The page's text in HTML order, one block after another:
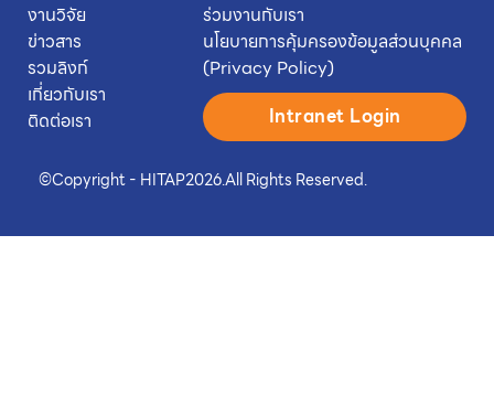
©Copyright - HITAP2026.All Rights Reserved.
งานวิจัย
ข่าวสาร
รวมลิงก์
เกี่ยวกับเรา
ติดต่อเรา
ร่วมงานกับเรา
นโยบายการคุ้มครองข้อมูลส่วนบุคคล
(Privacy Policy)
Intranet Login